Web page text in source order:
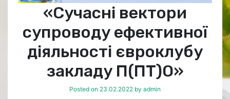
«Сучасні вектори
супроводу ефективної
діяльності євроклубу
закладу П(ПТ)О»
Posted on 23.02.2022 by admin